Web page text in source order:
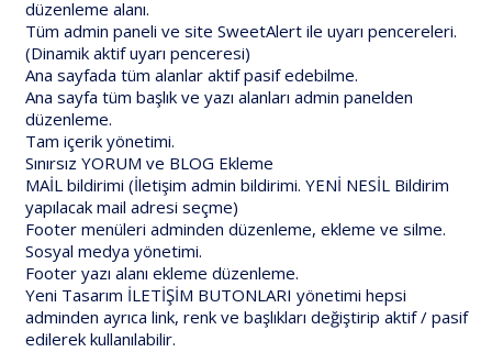
düzenleme alanı.
Tüm admin paneli ve site SweetAlert ile uyarı pencereleri.
(Dinamik aktif uyarı penceresi)
Ana sayfada tüm alanlar aktif pasif edebilme.
Ana sayfa tüm başlık ve yazı alanları admin panelden
düzenleme.
Tam içerik yönetimi.
Sınırsız YORUM ve BLOG Ekleme
MAİL bildirimi (İletişim admin bildirimi. YENİ NESİL Bildirim
yapılacak mail adresi seçme)
Footer menüleri adminden düzenleme, ekleme ve silme.
Sosyal medya yönetimi.
Footer yazı alanı ekleme düzenleme.
Yeni Tasarım İLETİŞİM BUTONLARI yönetimi hepsi
adminden ayrıca link, renk ve başlıkları değiştirip aktif / pasif
edilerek kullanılabilir.